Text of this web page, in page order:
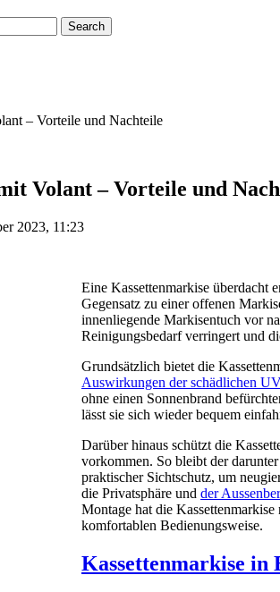
Search
– Vorteile und Nachteile
Volant – Vorteile und
2023, 11:23
Eine Kassettenmarkise überdacht
Gegensatz zu einer offenen
innenliegende Markisentuch vor
Reinigungsbedarf verringert und
Grundsätzlich bietet die
Auswirkungen der schädlichen
ohne einen Sonnenbrand
lässt sie sich wieder bequem
Darüber hinaus schützt die
vorkommen. So bleibt der
praktischer Sichtschutz, um
die Privatsphäre und der
Montage hat die
komfortablen Bedienungsweise.
Kassettenmarkise in